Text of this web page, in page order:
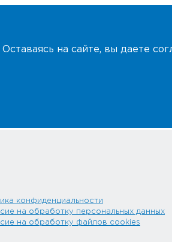
Оставаясь на сайте, вы даете
конфиденциальности
на обработку персональных данных
на обработку файлов cookies